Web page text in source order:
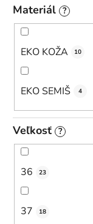
Materiál ?
EKO KOŽA 10
EKO SEMIŠ 4
Veľkosť ?
36 23
37 18